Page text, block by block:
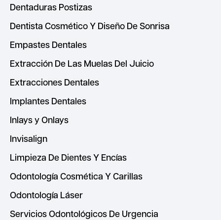
Dentaduras Postizas
Dentista Cosmético Y Diseño De Sonrisa
Empastes Dentales
Extracción De Las Muelas Del Juicio
Extracciones Dentales
Implantes Dentales
Inlays y Onlays
Invisalign
Limpieza De Dientes Y Encías
Odontología Cosmética Y Carillas
Odontología Láser
Servicios Odontológicos De Urgencia